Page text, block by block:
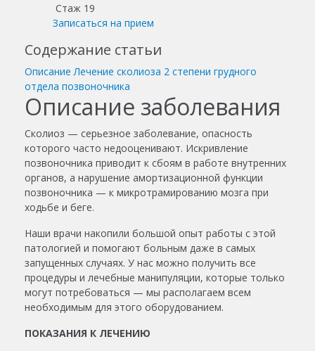
Стаж 19
Записаться на прием
Содержание статьи
Описание Лечение сколиоза 2 степени грудного
отдела позвоночника
Описание заболевания
Сколиоз — серьезное заболевание, опасность
которого часто недооценивают. Искривление
позвоночника приводит к сбоям в работе внутренних
органов, а нарушение амортизационной функции
позвоночника — к микротрамированию мозга при
ходьбе и беге.
Наши врачи накопили большой опыт работы с этой
патологией и помогают больным даже в самых
запущенных случаях. У нас можно получить все
процедуры и лечебные манипуляции, которые только
могут потребоваться — мы располагаем всем
необходимым для этого оборудованием.
ПОКАЗАНИЯ К ЛЕЧЕНИЮ